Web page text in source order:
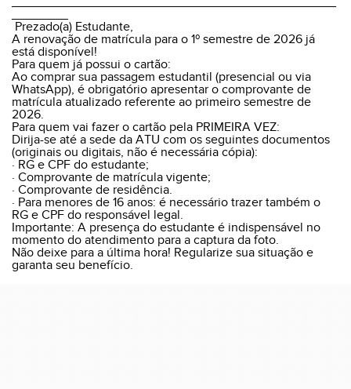
Prezado(a) Estudante,
A renovação de matrícula para o 1º semestre de 2026 já
está disponível!
Para quem já possui o cartão:
Ao comprar sua passagem estudantil (presencial ou via
WhatsApp), é obrigatório apresentar o comprovante de
matrícula atualizado referente ao primeiro semestre de
2026.
Para quem vai fazer o cartão pela PRIMEIRA VEZ:
Dirija-se até a sede da ATU com os seguintes documentos
(originais ou digitais, não é necessária cópia):
· RG e CPF do estudante;
· Comprovante de matrícula vigente;
· Comprovante de residência.
· Para menores de 16 anos: é necessário trazer também o
RG e CPF do responsável legal.
Importante: A presença do estudante é indispensável no
momento do atendimento para a captura da foto.
Não deixe para a última hora! Regularize sua situação e
garanta seu benefício.
© Sistema Integrado Municipal Versão Desktop